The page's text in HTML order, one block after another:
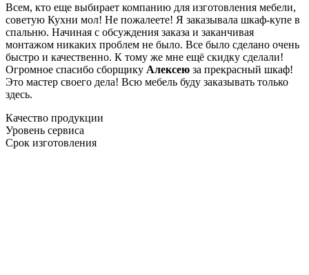
Всем, кто еще выбирает компанию для изготовления мебели,
советую Кухни мол! Не пожалеете! Я заказывала шкаф-купе в
спальню. Начиная с обсуждения заказа и заканчивая
монтажом никаких проблем не было. Все было сделано очень
быстро и качественно. К тому же мне ещё скидку сделали!
Огромное спасибо сборщику Алексею за прекрасный шкаф!
Это мастер своего дела! Всю мебель буду заказывать только
здесь.
Качество продукции
Уровень сервиса
Срок изготовления